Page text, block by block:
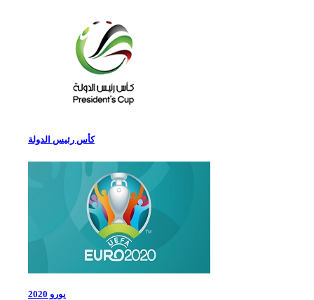
كأس رئيس الدولة
يورو 2020